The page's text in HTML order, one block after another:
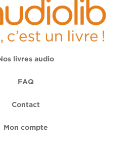
livres audio
FAQ
Contact
Mon compte